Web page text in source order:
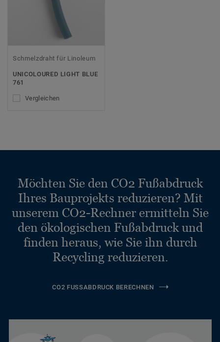
Schmelzdraht für Linoleum
UNICOLOURED LIGHT BLUE
761
Vergleichen
Möchten Sie den CO2 Fußabdruck
Ihres Bauprojekts reduzieren? Mit
unserem CO2-Rechner ermitteln Sie
den ökologischen Fußabdruck und
finden heraus, wie Sie ihn durch
Recycling reduzieren.
CO2 FUSSABDRUCK BERECHNEN